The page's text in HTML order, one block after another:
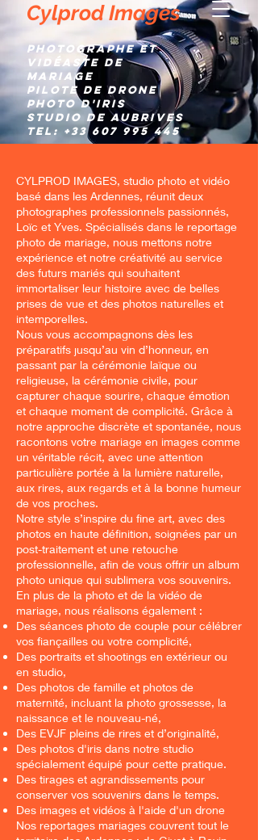
Cylprod Images
Photographe et
Vidéaste de
mariage
Pilote de Drone
Photo d'IRIS
Studio de AUBRIVES
TEL: +33 607 995 445
CYLPROD IMAGES, studio photo et vidéo
basé dans les Ardennes, réunit deux
photographes professionnels passionnés,
Loïc et Yves. Spécialisés dans le reportage
photo de mariage, nous mettons notre
expérience et notre créativité au service
des futurs mariés qui souhaitent
immortaliser leur histoire avec de belles
prises de vue et des photos naturelles et
intemporelles.
Nous vous accompagnons dès les
préparatifs jusqu’au vin d’honneur, en
passant par la cérémonie laïque ou
religieuse, la cérémonie civile, pour
capturer chaque sourire, chaque émotion
et chaque moment de complicité. Grâce à
notre approche discrète et spontanée, nous
racontons votre mariage en images comme
un véritable récit, avec une attention
particulière portée à la lumière naturelle,
aux rires, aux regards et à la bonne humeur
de vos proches.
Notre style s’inspire du fine art, avec des
photos en haute définition, soignées par un
post-traitement et une retouche
professionnelle, afin de vous offrir un album
photo unique qui sublimera vos souvenirs.
En plus de la photo et de la vidéo de
mariage, nous réalisons également :
Des séances photo de couple pour célébrer
vos fiançailles ou votre complicité,
Des portraits et shootings en extérieur ou
en studio,
Des photos de famille et photos de
maternité, incluant la photo grossesse, la
naissance et le nouveau-né,
Des EVJF pleins de rires et d’originalité,
Des photos d'iris dans notre studio
spécialement équipé pour cette pratique.
Des tirages et agrandissements pour
conserver vos souvenirs dans le temps.
Des images et vidéos à l'aide d'un drone
Nos reportages mariages couvrent tout le